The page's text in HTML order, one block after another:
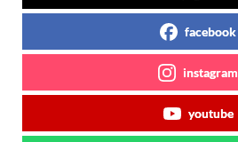
facebook
instagram
youtube